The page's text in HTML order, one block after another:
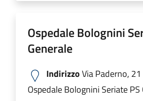
Ospedale Bolognini
Generale
IndirizzoVia Paderno, 21
Ospedale Bolognini Seriate PS